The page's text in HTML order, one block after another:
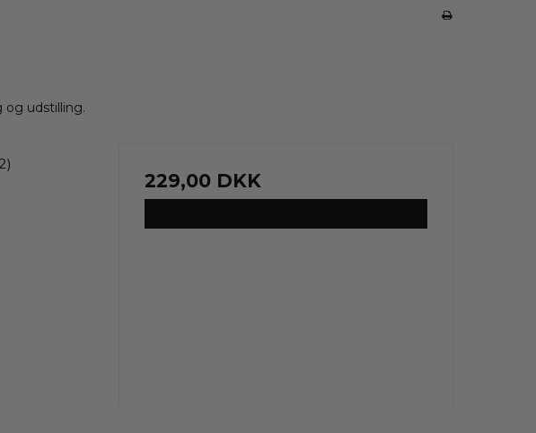
og udstilling.
229,00 DKK